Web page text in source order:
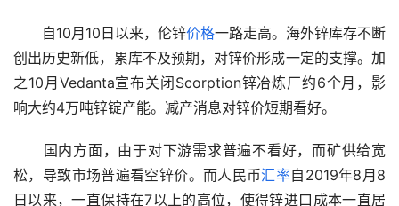
自10月10日以来，伦锌价格一路走高。海外锌库存不断
创出历史新低，累库不及预期，对锌价形成一定的支撑。加
之10月Vedanta宣布关闭Scorption锌冶炼厂约6个月，影
响大约4万吨锌锭产能。减产消息对锌价短期看好。
国内方面，由于对下游需求普遍不看好，而矿供给宽
松，导致市场普遍看空锌价。而人民币汇率自2019年8月8
日以来，一直保持在7以上的高位，使得锌进口成本一直居